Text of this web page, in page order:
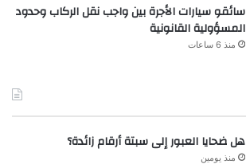
سائقو سيارات الأجرة بين واجب نقل الركاب وحدود
المسؤولية القانونية
منذ 6 ساعات
هل ضحايا العبور إلى سبتة أرقام زائدة؟
منذ يومين